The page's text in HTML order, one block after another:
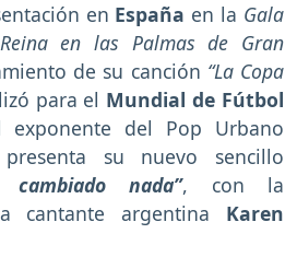
en España en la Gala
en las Palmas de Gran
de su canción “La Copa
para el Mundial de Fútbol
del Pop Urbano
su nuevo sencillo
nada”, con la
cantante argentina Karen